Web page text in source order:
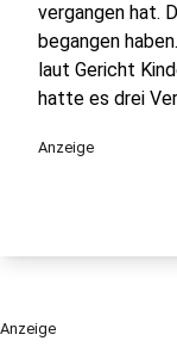
vergangen hat.
begangen
laut Gericht
hatte es drei
Anzeige
Anzeige